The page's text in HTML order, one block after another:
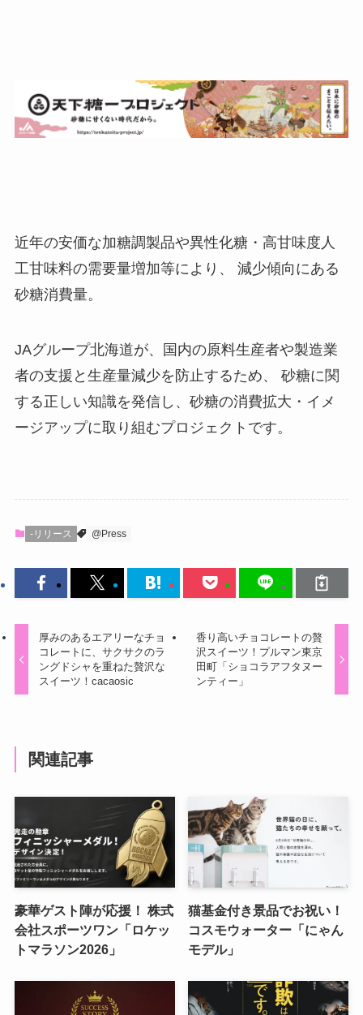
近年の安価な加糖調製品や異性化糖・高甘味度人
工甘味料の需要量増加等により、 減少傾向にある
砂糖消費量。
JAグループ北海道が、国内の原料生産者や製造業
者の支援と生産量減少を防止するため、 砂糖に関
する正しい知識を発信し、砂糖の消費拡大・イメ
ージアップに取り組むプロジェクトです。
-リリース @Press
厚みのあるエアリーなチョ
コレートに、サクサクのラ
ングドシャを重ねた贅沢な
スイーツ！cacaosic
香り高いチョコレートの贅
沢スイーツ！プルマン東京
田町「ショコラアフタヌー
ンティー」
関連記事
豪華ゲスト陣が応援！ 株式
会社スポーツワン「ロケッ
トマラソン2026」
猫基金付き景品でお祝い！
コスモウォーター「にゃん
モデル」